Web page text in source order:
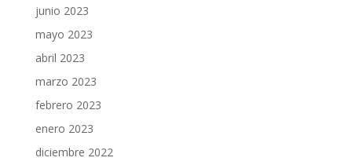
junio 2023
mayo 2023
abril 2023
marzo 2023
febrero 2023
enero 2023
diciembre 2022